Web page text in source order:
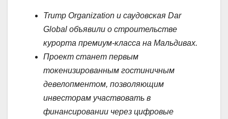
Trump Organization и саудовская Dar
Global объявили о строительстве
курорта премиум-класса на Мальдивах.
Проект станет первым
токенизированным гостиничным
девелопментом, позволяющим
инвесторам участвовать в
финансировании через цифровые